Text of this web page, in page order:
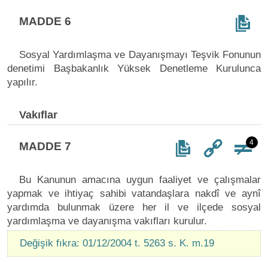
MADDE 6
Sosyal Yardımlaşma ve Dayanışmayı Teşvik Fonunun
denetimi Başbakanlık Yüksek Denetleme Kurulunca
yapılır.
Vakıflar
MADDE 7 4
Bu Kanunun amacına uygun faaliyet ve çalışmalar
yapmak ve ihtiyaç sahibi vatandaşlara nakdî ve aynî
yardımda bulunmak üzere her il ve ilçede sosyal
yardımlaşma ve dayanışma vakıfları kurulur.
Değişik fıkra: 01/12/2004 t. 5263 s. K. m.19